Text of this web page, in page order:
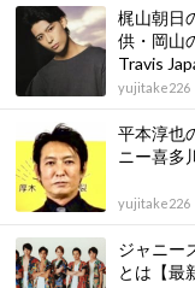
梶山朝日
供・岡山
Travis
yujitake226
平本淳也
ニー喜多
yujitake226
ジャニー
とは【最